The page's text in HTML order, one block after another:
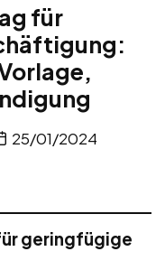
für
25/01/2024
geringfügige